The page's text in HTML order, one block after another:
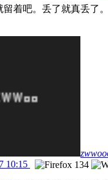
着吧。丢了就真丢了。
10:15